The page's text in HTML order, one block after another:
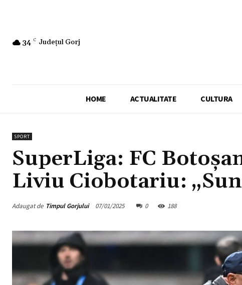
34 C Județul Gorj
HOME ACTUALITATE CULTURA
SPORT
SuperLiga: FC
Liviu Ciobotariu:
Adaugat de Timpul Gorjului 07/01/2025 0 188